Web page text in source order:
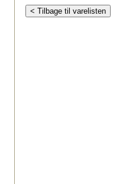
< Tilbage til varelisten